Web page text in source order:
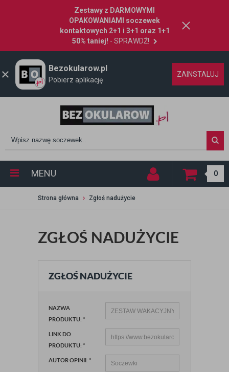
Zestawy z DARMOWYMI
OPAKOWANIAMI soczewek
kontaktowych 2+1 i 3+1 oraz 1+1
50% taniej! - SPRAWDŹ!
Bezokularow.pl
Pobierz aplikację
ZAINSTALUJ
MENU 0
Strona główna Zgłoś nadużycie
ZGŁOŚ NADUŻYCIE
ZGŁOŚ NADUŻYCIE
NAZWA
PRODUKTU: *
LINK DO
PRODUKTU: *
AUTOR OPINII: *